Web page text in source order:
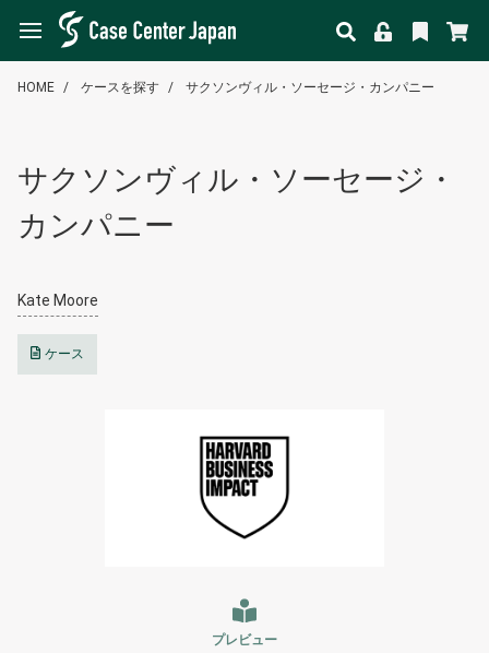
HOME ケースを探す サクソンヴィル・ソーセージ・カンパニー
サクソンヴィル・ソーセージ・
カンパニー
Kate Moore
ケース
プレビュー